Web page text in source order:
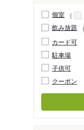
個室
飲み放題
カード可
駐車場
子供可
クーポン